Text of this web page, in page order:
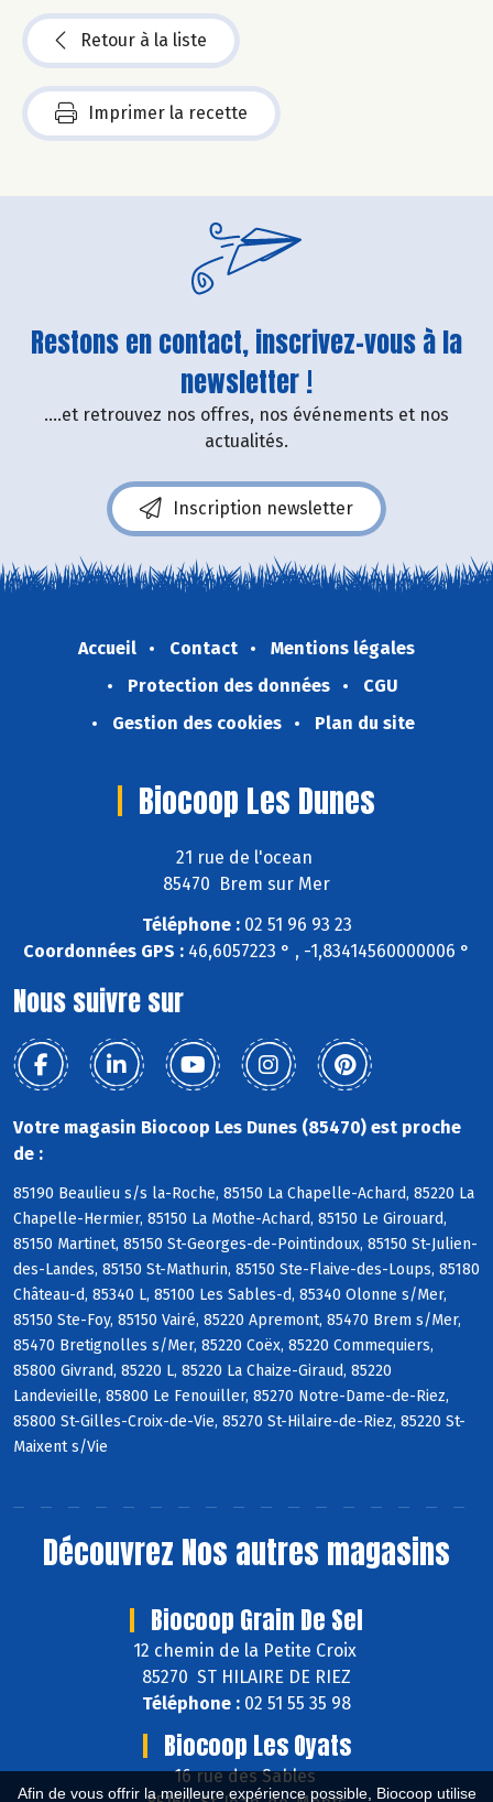
Afin de vous offrir la meilleure expérience possible, Biocoop utilise
Retour à la liste
Imprimer la recette
Restons en contact, inscrivez-vous à la
newsletter !
....et retrouvez nos offres, nos événements et nos
actualités.
Inscription newsletter
Accueil Contact
Mentions légales
Protection des données
CGU
Gestion des cookies
Plan du site
Biocoop Les Dunes
21 rue de l'ocean
85470 Brem sur Mer
Téléphone :02 51 96 93 23
Coordonnées GPS : 46,6057223 ° , -1,83414560000006 °
Nous suivre sur
Votre magasin Biocoop Les Dunes (85470) est proche
de :
85190 Beaulieu s/s la-Roche, 85150 La Chapelle-Achard, 85220 La
Chapelle-Hermier, 85150 La Mothe-Achard, 85150 Le Girouard,
85150 Martinet, 85150 St-Georges-de-Pointindoux, 85150 St-Julien-
des-Landes, 85150 St-Mathurin, 85150 Ste-Flaive-des-Loups, 85180
Château-d, 85340 L, 85100 Les Sables-d, 85340 Olonne s/Mer,
85150 Ste-Foy, 85150 Vairé, 85220 Apremont, 85470 Brem s/Mer,
85470 Bretignolles s/Mer, 85220 Coëx, 85220 Commequiers,
85800 Givrand, 85220 L, 85220 La Chaize-Giraud, 85220
Landevieille, 85800 Le Fenouiller, 85270 Notre-Dame-de-Riez,
85800 St-Gilles-Croix-de-Vie, 85270 St-Hilaire-de-Riez, 85220 St-
Maixent s/Vie
Découvrez Nos autres magasins
Biocoop Grain De Sel
12 chemin de la Petite Croix
85270 ST HILAIRE DE RIEZ
Téléphone : 02 51 55 35 98
Biocoop Les Oyats
16 rue des Sables